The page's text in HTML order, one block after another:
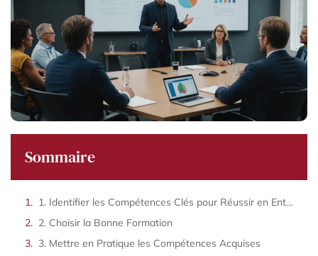
Sommaire
1. Identifier les Compétences Clés pour Réussir en Entreprise
2. Choisir la Bonne Formation
3. Mettre en Pratique les Compétences Acquises